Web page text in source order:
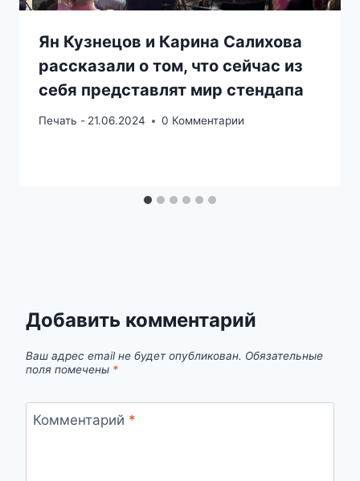
Ян Кузнецов и Карина Салихова
рассказали о том, что сейчас из
себя представлят мир стендапа
Печать - 21.06.2024 0 Комментарии
Добавить комментарий
Ваш адрес email не будет опубликован. Обязательные
поля помечены *
Комментарий *